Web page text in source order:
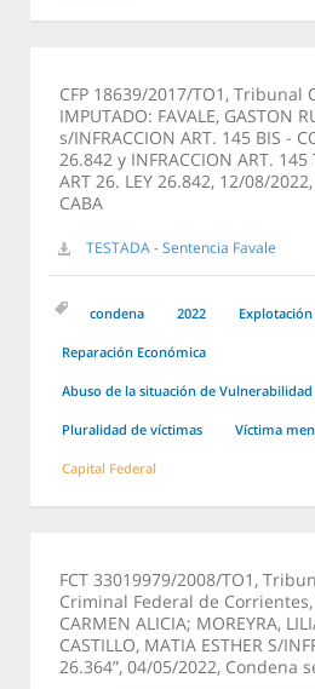
CFP 18639/2017/TO1, Tribunal
IMPUTADO: FAVALE, GASTON
s/INFRACCION ART. 145 BIS -
26.842 y INFRACCION ART. 145
ART 26. LEY 26.842, 12/08/
CABA
TESTADA - Sentencia Favale
condena 2022 Explotación
Reparación Económica
Abuso de la situación de Vulnerabilidad
Pluralidad de víctimas Víctima
Capital Federal
FCT 33019979/2008/TO1,
Criminal Federal de Corrientes,
CARMEN ALICIA; MOREYRA,
CASTILLO, MATIA ESTHER S/
26.364”, 04/05/2022, Condena